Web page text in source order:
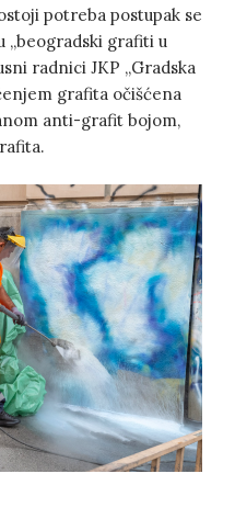
potreba postupak se
„beogradski grafiti u
radnici JKP „Gradska
grafita očišćena
anti-grafit bojom,